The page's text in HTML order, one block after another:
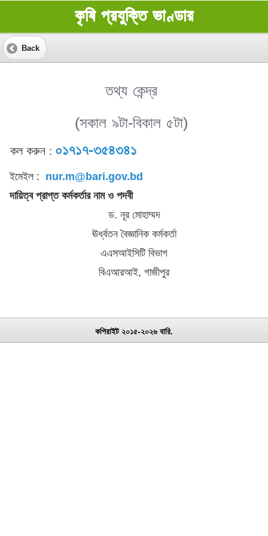
কৃষি প্রযুক্তি ভাণ্ডার
Back
তথ্য কেন্দ্র
(সকাল ৯টা-বিকাল ৫টা)
কল করুন : ০১৭১৭-৩৫৪৩৪১
ইমেইল : nur.m@bari.gov.bd
দায়িত্ব প্রাপ্ত কর্মকর্তার নাম ও পদবী
ড. নূর মোহাম্মদ
ঊর্ধ্বতন বৈজ্ঞানিক কর্মকর্তা
এএসআইসিটি বিভাগ
বিএআরআই, গাজীপুর
কপিরাইট ২০১৫-২০২৬ বারি.